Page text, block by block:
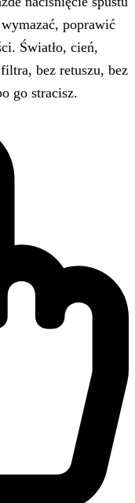
poprawić
Światło, cień,
bez retuszu, bez
go stracisz.